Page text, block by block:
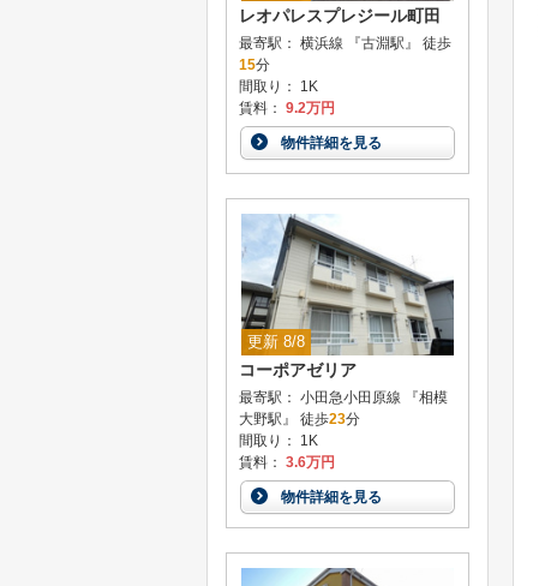
レオパレスプレジール町田
最寄駅： 横浜線 『古淵駅』 徒歩
15分
間取り： 1K
賃料： 9.2万円
物件詳細を見る
更新 8/8
コーポアゼリア
最寄駅： 小田急小田原線 『相模
大野駅』 徒歩23分
間取り： 1K
賃料： 3.6万円
物件詳細を見る